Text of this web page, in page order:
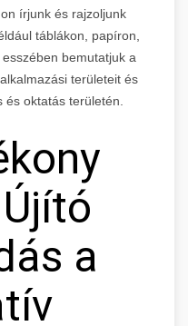
írjunk és rajzoljunk
táblákon, papíron,
bemutatjuk a
területeit és
oktatás területén.
a